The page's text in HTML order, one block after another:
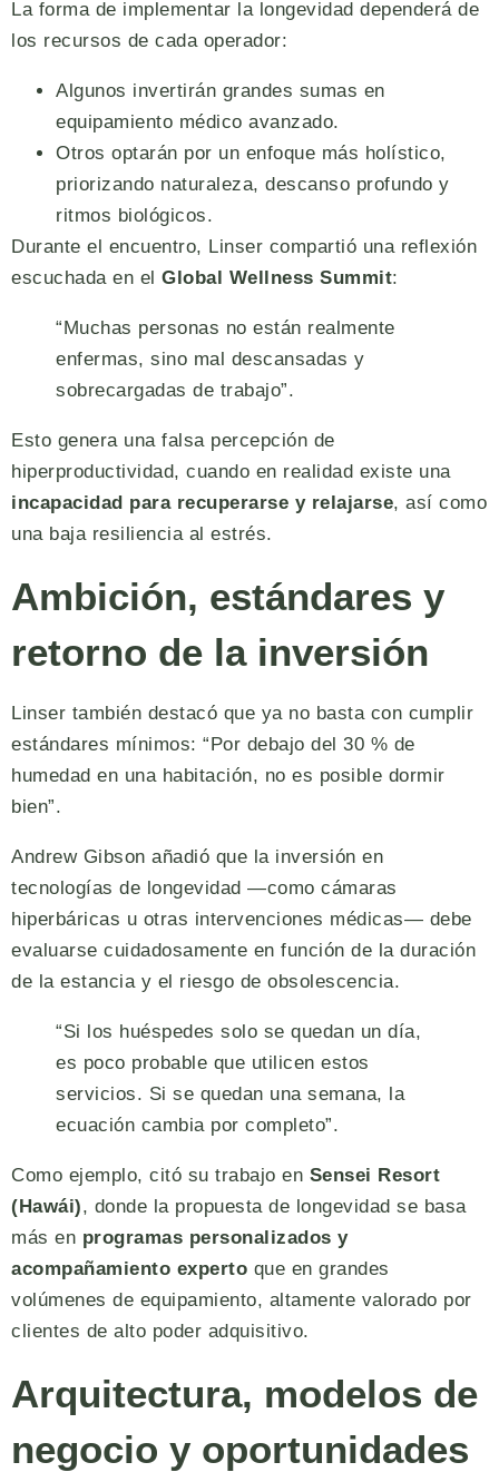
La forma de implementar la longevidad dependerá de
los recursos de cada operador:
Algunos invertirán grandes sumas en
equipamiento médico avanzado.
Otros optarán por un enfoque más holístico,
priorizando naturaleza, descanso profundo y
ritmos biológicos.
Durante el encuentro, Linser compartió una reflexión
escuchada en el Global Wellness Summit:
“Muchas personas no están realmente
enfermas, sino mal descansadas y
sobrecargadas de trabajo”.
Esto genera una falsa percepción de
hiperproductividad, cuando en realidad existe una
incapacidad para recuperarse y relajarse, así como
una baja resiliencia al estrés.
Ambición, estándares y
retorno de la inversión
Linser también destacó que ya no basta con cumplir
estándares mínimos: “Por debajo del 30 % de
humedad en una habitación, no es posible dormir
bien”.
Andrew Gibson añadió que la inversión en
tecnologías de longevidad —como cámaras
hiperbáricas u otras intervenciones médicas— debe
evaluarse cuidadosamente en función de la duración
de la estancia y el riesgo de obsolescencia.
“Si los huéspedes solo se quedan un día,
es poco probable que utilicen estos
servicios. Si se quedan una semana, la
ecuación cambia por completo”.
Como ejemplo, citó su trabajo en Sensei Resort
(Hawái), donde la propuesta de longevidad se basa
más en programas personalizados y
acompañamiento experto que en grandes
volúmenes de equipamiento, altamente valorado por
clientes de alto poder adquisitivo.
Arquitectura, modelos de
negocio y oportunidades